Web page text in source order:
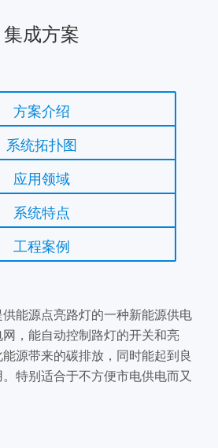
集成方案
方案介绍
系统拓扑图
应用领域
系统特点
工程案例
能源点亮路灯的一种新能源供电
，能自动控制路灯的开关和亮
源带来的碳排放，同时能起到良
特别适合于不方便市电供电而又